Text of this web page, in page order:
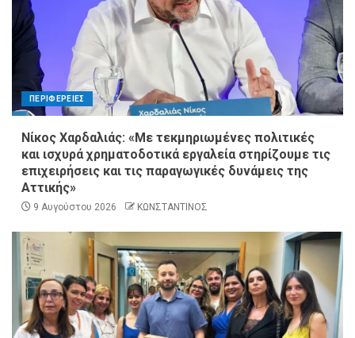
ΠΕΡΙΦΕΡΕΙΕΣ
Νίκος Χαρδαλιάς: «Με τεκμηριωμένες πολιτικές
και ισχυρά χρηματοδοτικά εργαλεία στηρίζουμε τις
επιχειρήσεις και τις παραγωγικές δυνάμεις της
Αττικής»
9 Αυγούστου 2026 ΚΩΝΣΤΑΝΤΙΝΟΣ